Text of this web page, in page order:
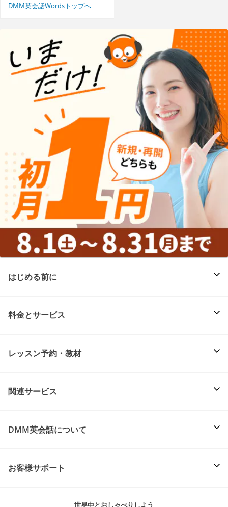
DMM英会話Wordsトップへ
はじめる前に
料金とサービス
レッスン予約・教材
関連サービス
DMM英会話について
お客様サポート
世界中とおしゃべりしよう